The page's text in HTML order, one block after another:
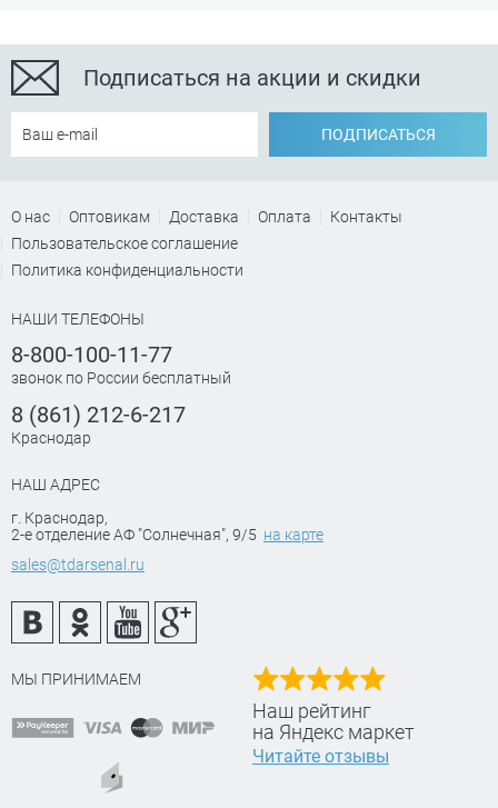
Подписаться на акции и скидки
ПОДПИСАТЬСЯ
О нас Оптовикам Доставка Оплата
Контакты
Пользовательское соглашение
Политика конфиденциальности
НАШИ ТЕЛЕФОНЫ
8-800-100-11-77
звонок по России бесплатный
8 (861) 212-6-217
Краснодар
НАШ АДРЕС
г. Краснодар,
2-е отделение АФ "Солнечная", 9/5 на карте
sales@tdarsenal.ru
МЫ ПРИНИМАЕМ
Наш рейтинг
на Яндекс маркет
Читайте отзывы